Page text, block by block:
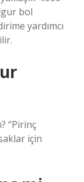
bol
yardımcı
“Pirinç
için